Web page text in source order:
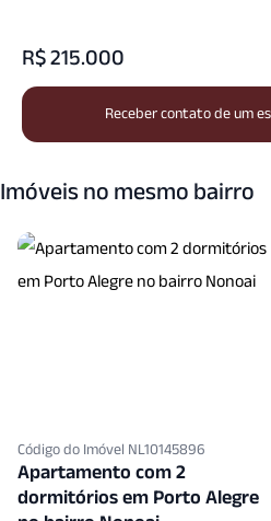
R$ 215.000
Receber contato de um
Imóveis no mesmo bairro
Código do Imóvel NL10145896
Apartamento com 2
dormitórios em Porto Alegre